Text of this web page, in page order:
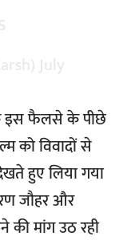
इस फैलसे के पीछे
को विवादों से
हुए लिया गया
जौहर और
की मांग उठ रही